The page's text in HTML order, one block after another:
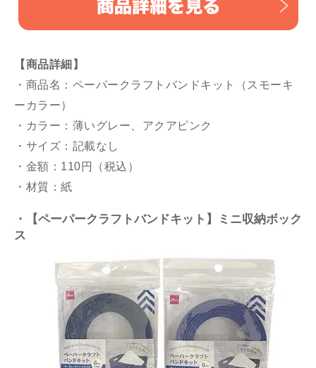
【商品詳細】
・商品名：ペーパークラフトバンドキット（スモーキ
ーカラー）
・カラー：薄いグレー、アクアピンク
・サイズ：記載なし
・金額：110円（税込）
・材質：紙
・【ペーパークラフトバンドキット】ミニ収納ボック
ス